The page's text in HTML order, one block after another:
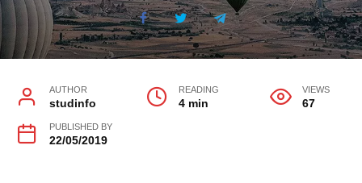
AUTHOR
studinfo
READING
4 min
VIEWS
67
PUBLISHED BY
22/05/2019